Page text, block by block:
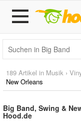
189 Artikel in Musik ›
New Orleans
Big Band, Swing &
Hood.de